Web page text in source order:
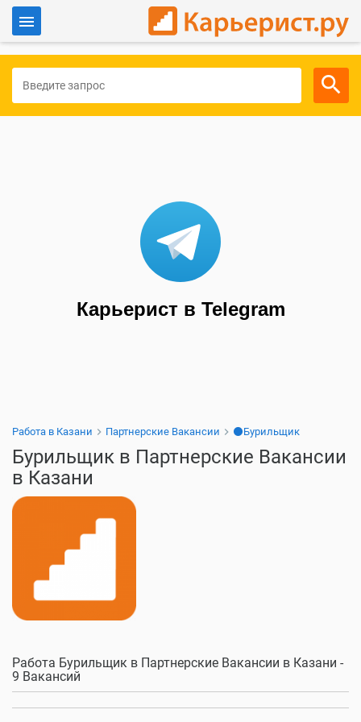
Для работодателей
Карьерист в Telegram
Работа в Казани Партнерские Вакансии ⚫Бурильщик
Бурильщик в Партнерские Вакансии
в Казани
Работа Бурильщик в Партнерские Вакансии в Казани -
9 Вакансий